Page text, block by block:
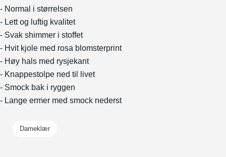
- Normal i størrelsen
- Lett og luftig kvalitet
- Svak shimmer i stoffet
- Hvit kjole med rosa blomsterprint
- Høy hals med rysjekant
- Knappestolpe ned til livet
- Smock bak i ryggen
- Lange ermer med smock nederst
Dameklær